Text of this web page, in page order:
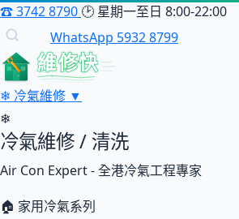
☎3742 8790 🕑 星期一至日 8:00-22:00
WhatsApp 5932 8799
維修快
❄ 冷氣維修 ▼
❄
冷氣維修 / 清洗
Air Con Expert - 全港冷氣工程專家
🏠 家用冷氣系列